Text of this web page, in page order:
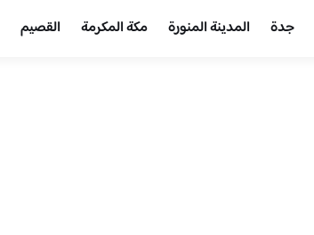
جدة المدينة المنورة مكة المكرمة القصيم